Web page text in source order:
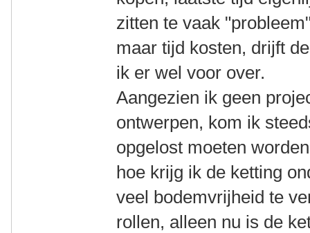
zitten te vaak
maar tijd kosten, drijft
ik er wel voor over.
Aangezien ik geen
ontwerpen, kom ik
opgelost moeten
hoe krijg ik de ketting
veel bodemvrijheid te
rollen, alleen nu is de